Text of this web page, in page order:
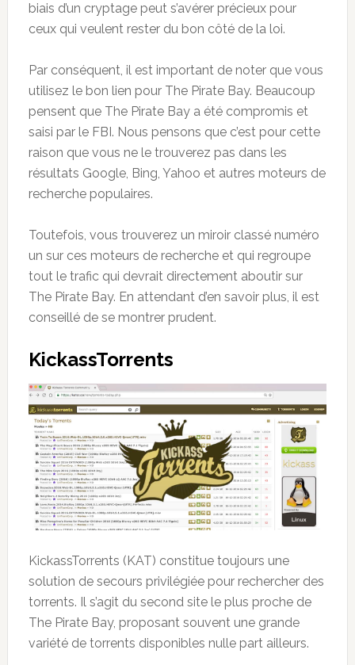
biais d’un cryptage peut s’avérer précieux pour
ceux qui veulent rester du bon côté de la loi.
Par conséquent, il est important de noter que vous
utilisez le bon lien pour The Pirate Bay. Beaucoup
pensent que The Pirate Bay a été compromis et
saisi par le FBI. Nous pensons que c’est pour cette
raison que vous ne le trouverez pas dans les
résultats Google, Bing, Yahoo et autres moteurs de
recherche populaires.
Toutefois, vous trouverez un miroir classé numéro
un sur ces moteurs de recherche et qui regroupe
tout le trafic qui devrait directement aboutir sur
The Pirate Bay. En attendant d’en savoir plus, il est
conseillé de se montrer prudent.
KickassTorrents
KickassTorrents (KAT) constitue toujours une
solution de secours privilégiée pour rechercher des
torrents. Il s’agit du second site le plus proche de
The Pirate Bay, proposant souvent une grande
variété de torrents disponibles nulle part ailleurs.